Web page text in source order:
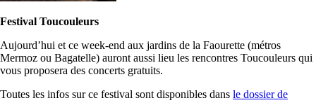
Festival Toucouleurs
Aujourd’hui et ce week-end aux jardins de la Faourette (métros
Mermoz ou Bagatelle) auront aussi lieu les rencontres Toucouleurs qui
vous proposera des concerts gratuits.
Toutes les infos sur ce festival sont disponibles dans le dossier de